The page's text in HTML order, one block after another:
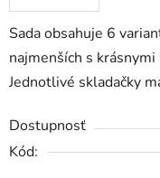
Sada obsahuje 6
najmenších s
Jednotlivé skladačky
Dostupnosť
Kód: